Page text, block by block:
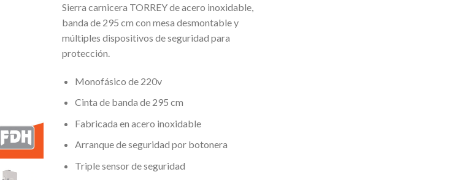
Sierra carnicera TORREY de acero inoxidable,
banda de 295 cm con mesa desmontable y
múltiples dispositivos de seguridad para
protección.
Monofásico de 220v
Cinta de banda de 295 cm
Fabricada en acero inoxidable
Arranque de seguridad por botonera
Triple sensor de seguridad